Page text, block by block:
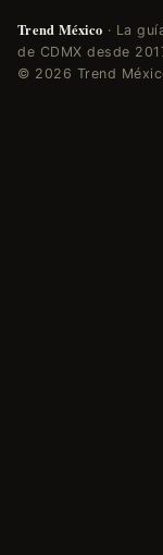
Trend México · La
de CDMX desde
© 2026 Trend